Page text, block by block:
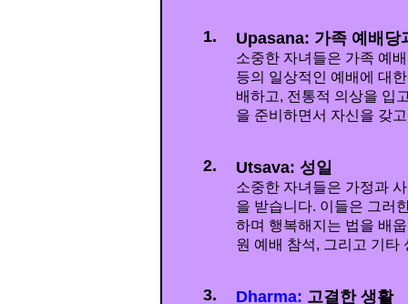
1. Upasana: 가족 예배당
소중한 자녀들은 가족 예
등의 일상적인 예배에 대
배하고, 전통적 의상을 입
을 준비하면서 자신을 갖
2. Utsava: 성일
소중한 자녀들은 가정과
을 받습니다. 이들은 그러
하며 행복해지는 법을 배
원 예배 참석, 그리고 기타
3. Dharma: 고결한 생활